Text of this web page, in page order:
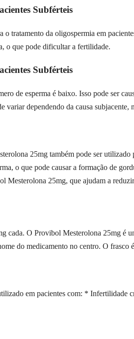
Subférteis
tratamento da oligospermia em
o que pode dificultar a fertilidade.
Subférteis
de esperma é baixo. Isso pode ser
variar dependendo da causa
25mg também pode ser
o que pode causar a formação de
Mesterolona 25mg, que ajudam a
cada. O Provibol Mesterolona 25mg é
do medicamento no centro. O frasco
em pacientes com: * Infertilidade